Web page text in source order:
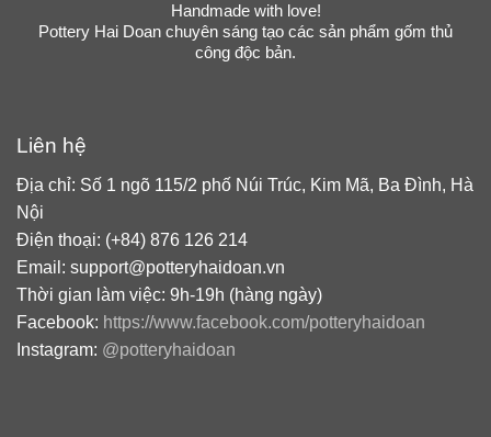
Handmade with love!
Pottery Hai Doan chuyên sáng tạo các sản phẩm gốm thủ
công độc bản.
Liên hệ
Địa chỉ: Số 1 ngõ 115/2 phố Núi Trúc, Kim Mã, Ba Đình, Hà
Nội
Điện thoại: (+84) 876 126 214
Email: support@potteryhaidoan.vn
Thời gian làm việc: 9h-19h (hàng ngày)
Facebook: https://www.facebook.com/potteryhaidoan
Instagram: @potteryhaidoan